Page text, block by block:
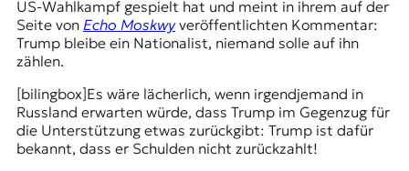
US-Wahlkampf gespielt hat und meint in ihrem auf der
Seite von Echo Moskwyveröffentlichten Kommentar:
Trump bleibe ein Nationalist, niemand solle auf ihn
zählen.
[bilingbox]Es wäre lächerlich, wenn irgendjemand in
Russland erwarten würde, dass Trump im Gegenzug für
die Unterstützung etwas zurückgibt: Trump ist dafür
bekannt, dass er Schulden nicht zurückzahlt!